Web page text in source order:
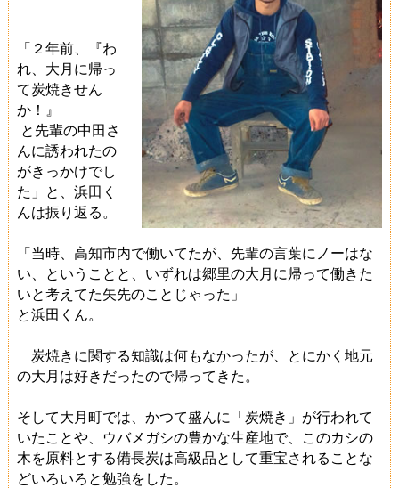
「２年前、
『わ
れ、大月に帰っ
て炭焼きせん
か！』
と先輩の中田さ
んに誘われたの
がきっかけでし
た」
と、浜田く
んは振り返る。
「当時、高知市内で働いてたが、先輩の言葉にノーはな
い、ということと、いずれは郷里の大月に帰って働きた
いと考えてた矢先のことじゃった」
と浜田くん。
炭焼きに関する知識は何もなかったが、とにかく地元
の大月は好きだったので帰ってきた。
そして大月町では、かつて盛んに「炭焼き」が行われて
いたことや、ウバメガシの豊かな生産地で、このカシの
木を原料とする備長炭は高級品として重宝されることな
どいろいろと勉強をした。